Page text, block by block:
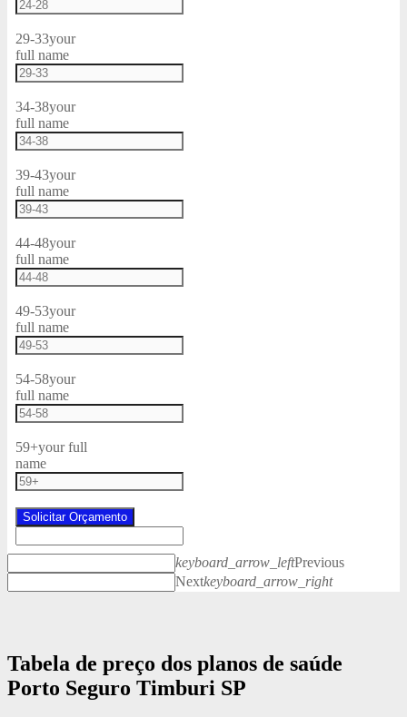
29-33your
full name
34-38your
full name
39-43your
full name
44-48your
full name
49-53your
full name
54-58your
full name
59+your full
name
Solicitar Orçamento
keyboard_arrow_leftPrevious
Nextkeyboard_arrow_right
Tabela de preço dos planos de saúde
Porto Seguro Timburi SP